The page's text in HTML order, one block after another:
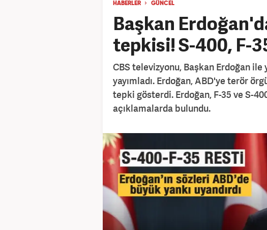
HABERLER GÜNCEL
Başkan
tepkisi! S-400, F-
CBS televizyonu, Başkan Erdoğan ile
yayımladı. Erdoğan, ABD'ye terör
tepki gösterdi. Erdoğan, F-35 ve S-
açıklamalarda bulundu.